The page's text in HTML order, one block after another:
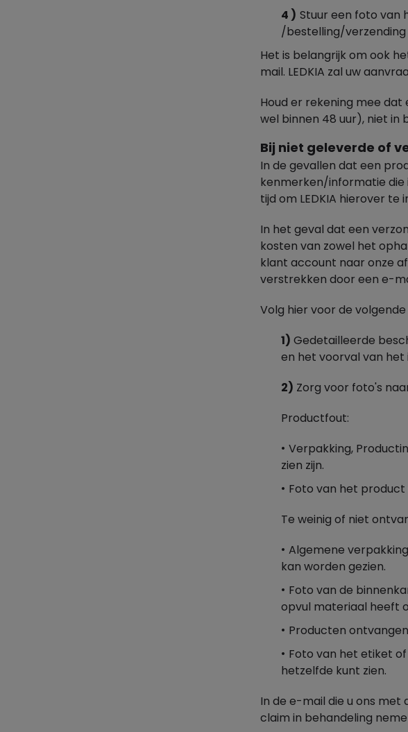
Stuur een foto van
/bestelling/
Het is belangrijk om ook
mail. LEDKIA zal uw
Houd er rekening mee
wel binnen 48 uur), niet in
Bij niet geleverde of
In de gevallen dat een
kenmerken/informatie die
tijd om LEDKIA hierover te
In het geval dat een
kosten van zowel het
klant account naar onze
verstrekken door een e-
Volg hier voor de
1) Gedetailleerde
en het voorval van
2) Zorg voor foto's
Productfout:
Verpakking,
zien zijn.
Foto van het product
Te weinig of niet
Algemene
kan worden gezien.
Foto van de
opvul materiaal heeft
Producten
Foto van het etiket
hetzelfde kunt zien.
In de e-mail die u ons
claim in behandeling